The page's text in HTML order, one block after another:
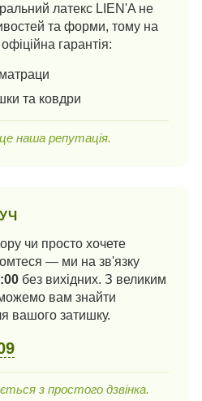
латекс LIEN'A не
та форми, тому на
гарантія:
та ковдри
наша репутація.
чи просто хочете
— ми на зв'язку
без вихідних. З великим
вам знайти
вашого затишку.
з простого дзвінка.